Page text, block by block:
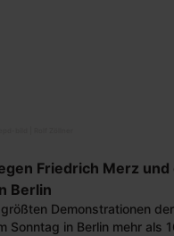
Friedrich Merz und
Berlin
Demonstrationen
Sonntag in Berlin mehr als